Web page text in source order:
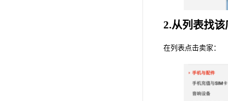
2.从列表找
在列表点击卖家：